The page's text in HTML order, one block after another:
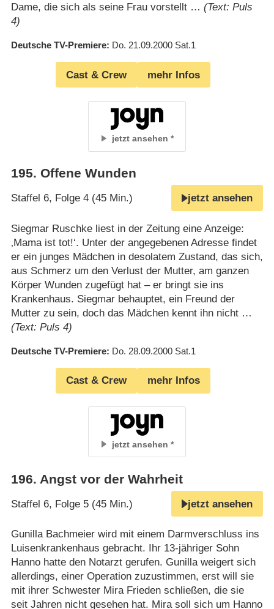
Dame, die sich als seine Frau vorstellt … (Text: Puls
4)
Deutsche TV-Premiere Do. 21.09.2000 Sat.1
Cast & Crew mehr Infos
jetzt ansehen
195. Offene Wunden
Staffel 6, Folge 4 (45 Min.) jetzt ansehen
Siegmar Ruschke liest in der Zeitung eine Anzeige:
‚Mama ist tot!‘. Unter der angegebenen Adresse findet
er ein junges Mädchen in desolatem Zustand, das sich,
aus Schmerz um den Verlust der Mutter, am ganzen
Körper Wunden zugefügt hat – er bringt sie ins
Krankenhaus. Siegmar behauptet, ein Freund der
Mutter zu sein, doch das Mädchen kennt ihn nicht …
(Text: Puls 4)
Deutsche TV-Premiere Do. 28.09.2000 Sat.1
Cast & Crew mehr Infos
jetzt ansehen
196. Angst vor der Wahrheit
Staffel 6, Folge 5 (45 Min.) jetzt ansehen
Gunilla Bachmeier wird mit einem Darmverschluss ins
Luisenkrankenhaus gebracht. Ihr 13-jähriger Sohn
Hanno hatte den Notarzt gerufen. Gunilla weigert sich
allerdings, einer Operation zuzustimmen, erst will sie
mit ihrer Schwester Mira Frieden schließen, die sie
seit Jahren nicht gesehen hat. Mira soll sich um Hanno